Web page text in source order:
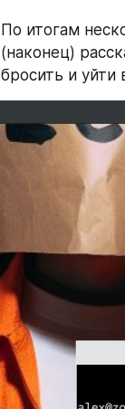
По итогам
(наконец)
бросить и уйти